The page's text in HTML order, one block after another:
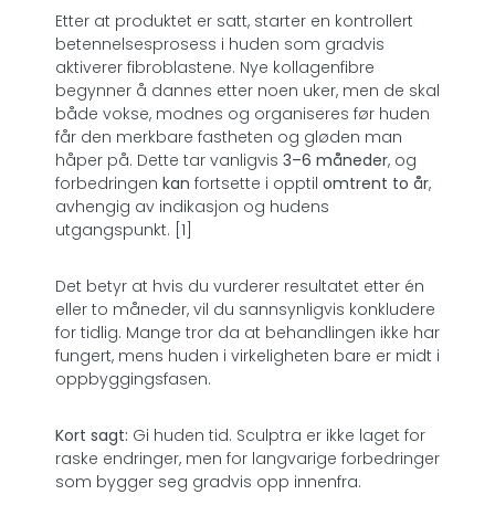
Etter at produktet er satt, starter en kontrollert
betennelsesprosess i huden som gradvis
aktiverer fibroblastene. Nye kollagenfibre
begynner å dannes etter noen uker, men de skal
både vokse, modnes og organiseres før huden
får den merkbare fastheten og gløden man
håper på. Dette tar vanligvis 3–6 måneder, og
forbedringen kan fortsette i opptil omtrent to år,
avhengig av indikasjon og hudens
utgangspunkt. [1]
Det betyr at hvis du vurderer resultatet etter én
eller to måneder, vil du sannsynligvis konkludere
for tidlig. Mange tror da at behandlingen ikke har
fungert, mens huden i virkeligheten bare er midt i
oppbyggingsfasen.
Kort sagt: Gi huden tid. Sculptra er ikke laget for
raske endringer, men for langvarige forbedringer
som bygger seg gradvis opp innenfra.